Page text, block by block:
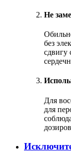
Не
без
сдвигу
Для
для